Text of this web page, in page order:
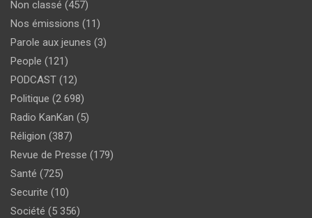
Non classé (457)
Nos émissions (11)
Parole aux jeunes (3)
People (121)
PODCAST (12)
Politique (2 698)
Radio KanKan (5)
Réligion (387)
Revue de Presse (179)
Santé (725)
Securite (10)
Société (5 356)